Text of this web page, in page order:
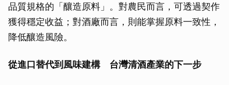
品質規格的「釀造原料」。對農民而言，可透過契作
獲得穩定收益；對酒廠而言，則能掌握原料一致性，
降低釀造風險。
從進口替代到風味建構 台灣清酒產業的下一步